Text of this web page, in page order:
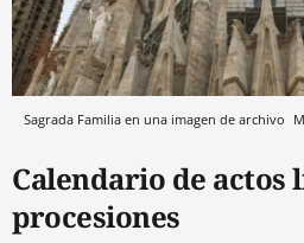
Sagrada Familia en una imagen de archivo
Calendario de actos
procesiones